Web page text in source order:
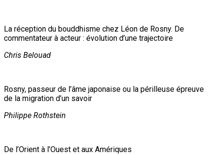
La réception du bouddhisme chez Léon de Rosny. De
commentateur à acteur : évolution d’une trajectoire
Chris Belouad
Rosny, passeur de l’âme japonaise ou la périlleuse épreuve
de la migration d’un savoir
Philippe Rothstein
De l’Orient à l’Ouest et aux Amériques